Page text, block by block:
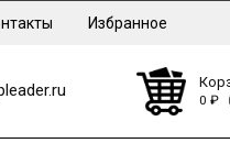
Избранное
0 ₽